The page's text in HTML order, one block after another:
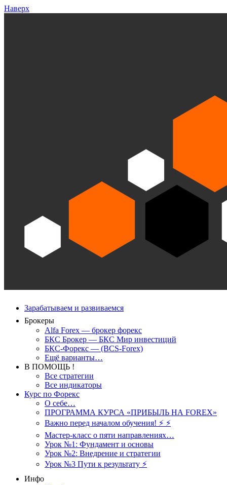
Наверх
Зарабатываем и развиваемся
Брокеры
Alfa Forex — брокер форекс
БКС Брокер — БКС Мир инвестиций
БКС-Форекс — (BCS-Forex)
Ещё варианты…
В ПОМОЩЬ !
Все стратегии
Все индикаторы
Курс по Форекс
О себе…
ПРОГРАММА КУРСА «ПРИБЫЛЬ НА FOREX»
Важно перед началом обучения! ⚡ ⚡
Мастер-класс о пяти направлениях…
Урок №1: Фундамент и основы
Урок №2: Внедрение и стратегии
Урок №3 Пути к результату ⚡️
Инфо